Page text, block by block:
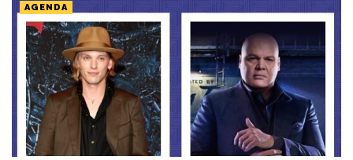
AGENDA